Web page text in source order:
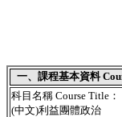
一、課程基本資料
科目名稱 Course Title：
(中文)利益團體政治